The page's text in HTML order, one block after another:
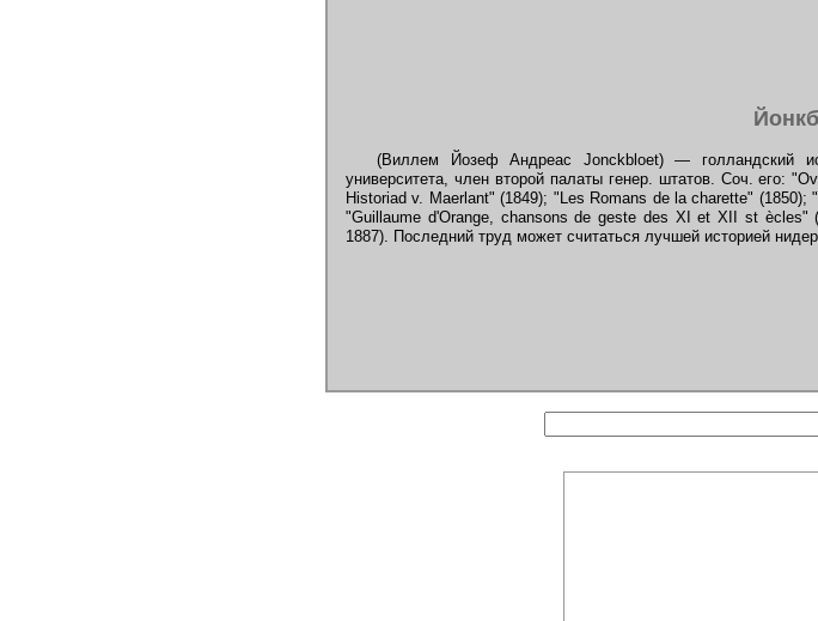
(Виллем Йозеф Андреас Jonckbloet) — голландский
университета, член второй палаты генер. штатов. Соч. его:
Historiad v. Maerlant" (1849); "Les Romans de la charette"
"Guillaume d'Orange, chansons de geste des XI et ХII st ècles"
1887). Последний труд может считаться лучшей историей